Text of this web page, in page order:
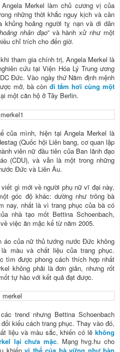
Merkel làm chủ cương vị của
những thời khắc nguy kịch và cần
khủng hoảng người tỵ nạn và di dân
nhân đạo” và hành xử như một
chỉ trích cho đến giờ.
tham gia chính trị, Angela Merkel là
cứu tại Viện Hóa Lý Trung ương
Đức. Vào ngày thứ Năm định mệnh
mở, bà còn đi tắm hơi cùng một
một căn hộ ở Tây Berlin.
của mình, hiện tại Angela Merkel là
(Quốc hội Liên bang, cơ quan lập
viên nữ đầu tiên của Ban lãnh đạo
(CDU), và vẫn là một trong những
Đức và Liên Âu.
gì mới về người phụ nữ vĩ đại này,
góc độ khác: dường như trông bà
nay, nhất là vì trang phục của bà có
nhà tạo mốt Bettina Schoenbach,
việc ăn mặc kể từ năm 2005.
áo của nữ thủ tướng nước Đức không
màu và chất liệu của trang phục.
tìm được phong cách thích hợp nhất
không phải là đơn giản, nhưng rốt
tự hào với kết quả đạt được.
trend nhưng Bettina Schoenbach
kiểu cách trang phục. Thay vào đó,
liệu và màu sắc, khiến có lẽ không
lại chưa mặc. Mạng hvg.hu cho